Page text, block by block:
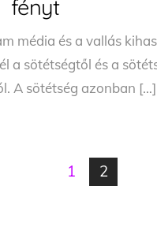
fényt
média és a vallás
a sötétségtől és a
A sötétség azonban […]
1 2